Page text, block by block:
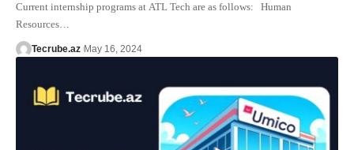
Current internship programs at ATL Tech are as follows: Human
Resources…
Tecrube.az May 16, 2024